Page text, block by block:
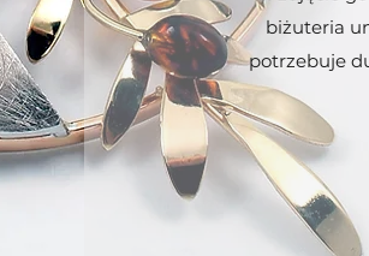
biżuteria
potrzebuje